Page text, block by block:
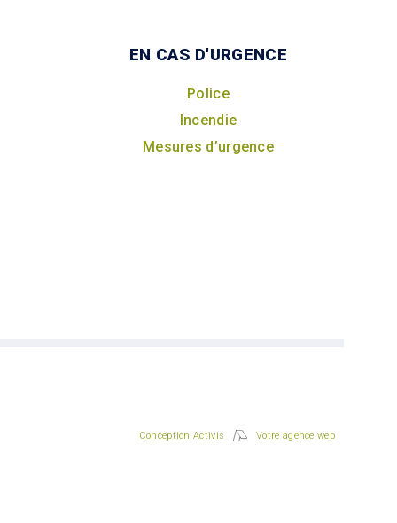
EN CAS D'URGENCE
Police
Incendie
Mesures d’urgence
Conception Activis Votre agence web